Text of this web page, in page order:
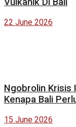
22 June 2026
Ngobrolin Krisis
Kenapa Bali
15 June 2026